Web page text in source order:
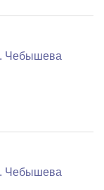
Чебышева
Чебышева